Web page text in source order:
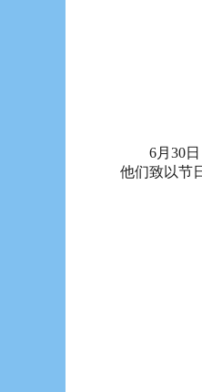
6月30日，
他们致以节